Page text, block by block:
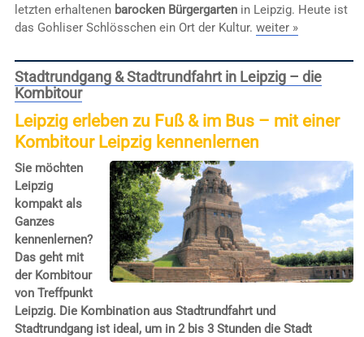
letzten erhaltenen barocken Bürgergartenin Leipzig. Heute ist
das Gohliser Schlösschen ein Ort der Kultur. weiter »
Stadtrundgang & Stadtrundfahrt in Leipzig – die
Kombitour
Leipzig erleben zu Fuß & im Bus – mit einer
Kombitour Leipzig kennenlernen
Sie möchten
Leipzig
kompakt als
Ganzes
kennenlernen?
Das geht mit
der Kombitour
von Treffpunkt
Leipzig. Die Kombination aus Stadtrundfahrt und
Stadtrundgang ist ideal, um in 2 bis 3 Stunden die Stadt